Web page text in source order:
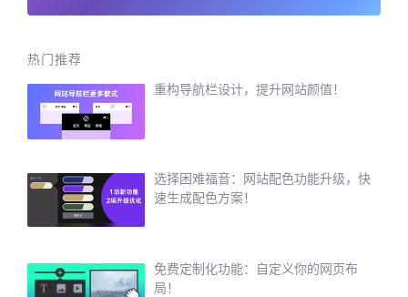
热门推荐
重构导航栏设计，提升网站颜值！
选择困难福音：网站配色功能升级，快
速生成配色方案！
免费定制化功能：自定义你的网页布
局！